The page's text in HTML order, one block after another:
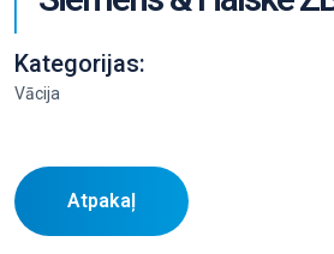
Kategorijas:
Vācija
Atpakaļ